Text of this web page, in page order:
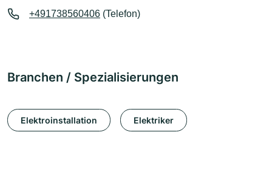
+491738560406 (Telefon)
Branchen / Spezialisierungen
Elektroinstallation Elektriker